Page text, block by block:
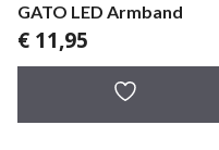
GATO LED Armband
€ 11,95